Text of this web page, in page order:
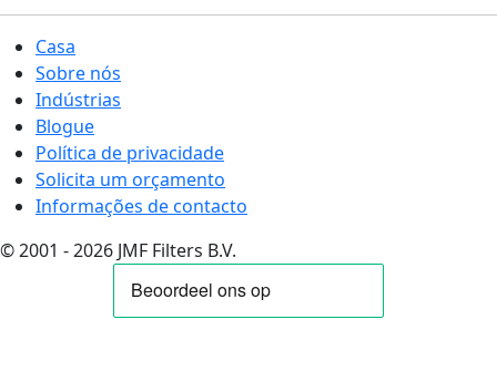
Casa
Sobre nós
Indústrias
Blogue
Política de privacidade
Solicita um orçamento
Informações de contacto
© 2001 - 2026 JMF Filters B.V.